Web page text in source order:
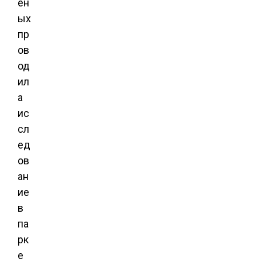
ен
ых
пр
ов
од
ил
а
ис
сл
ед
ов
ан
ие
в
па
рк
е